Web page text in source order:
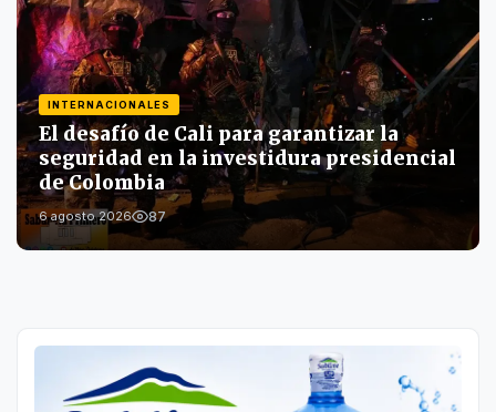
INTERNACIONALES
El desafío de Cali para garantizar la
seguridad en la investidura presidencial
de Colombia
6 agosto 2026 87